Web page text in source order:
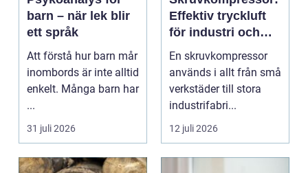
barn – när lek blir
ett språk
Att förstå hur barn mår
inombords är inte alltid
enkelt. Många barn har
...
31 juli 2026
Effektiv tryckluft
för industri och
verkstad
En skruvkompressor
används i allt från små
verkstäder till stora
industrifabri...
12 juli 2026